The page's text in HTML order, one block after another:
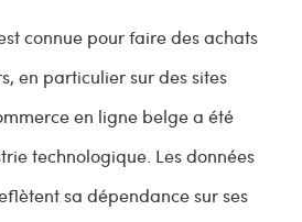
connue pour faire des achats
en particulier sur des sites
en ligne belge a été
technologique. Les données
sa dépendance sur ses